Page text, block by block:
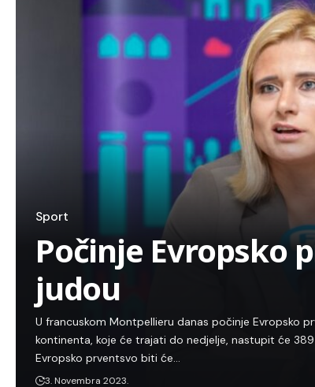
Sport
Počinje Evropsko
judou
U francuskom Montpellieru danas počinje Evropsko
kontinenta, koje će trajati do nedjelje, nastupit će
Evropsko prventsvo biti će…
3. Novembra 2023.